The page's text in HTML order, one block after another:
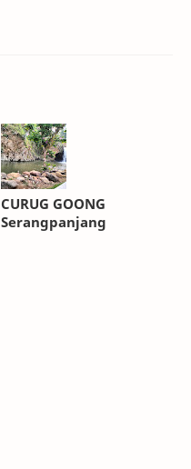
CURUG GOONG
Serangpanjang